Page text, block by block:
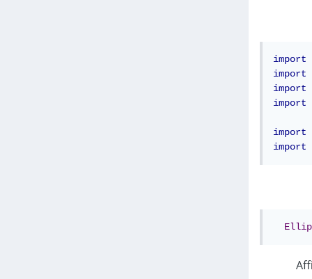
import
import
import
import
import
import